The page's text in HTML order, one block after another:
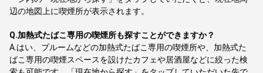
辺の地図上に喫煙所が表示されます。
Q.加熱式たばこ専用の喫煙所も探すことができますか？
A. はい、プルームなどの加熱式たばこ専用の喫煙所や、加熱式た
ばこ専用の喫煙スペースを設けたカフェや居酒屋などに絞った検